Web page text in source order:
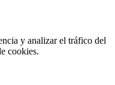
y analizar el tráfico del
cookies.